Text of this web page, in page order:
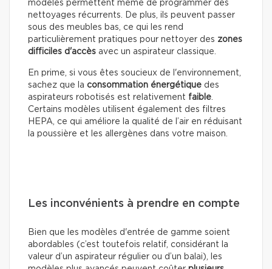
modèles permettent même de programmer des
nettoyages récurrents. De plus, ils peuvent passer
sous des meubles bas, ce qui les rend
particulièrement pratiques pour nettoyer des zones
difficiles d'accès avec un aspirateur classique.
En prime, si vous êtes soucieux de l'environnement,
sachez que la consommation énergétique des
aspirateurs robotisés est relativement faible
Certains modèles utilisent également des filtres
HEPA, ce qui améliore la qualité de l’air en réduisant
la poussière et les allergènes dans votre maison.
Les inconvénients à prendre en compte
Bien que les modèles d'entrée de gamme soient
abordables (c’est toutefois relatif, considérant la
valeur d’un aspirateur régulier ou d’un balai), les